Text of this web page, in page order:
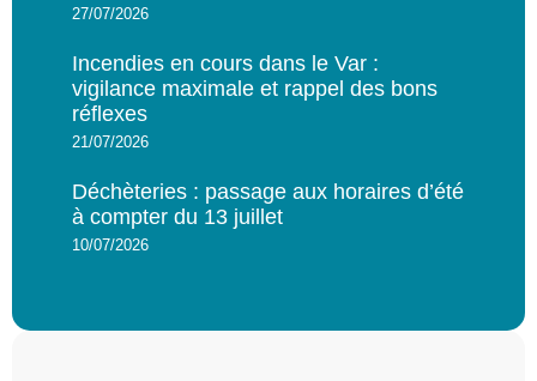
27/07/2026
Incendies en cours dans le Var :
vigilance maximale et rappel des bons
réflexes
21/07/2026
Déchèteries : passage aux horaires d’été
à compter du 13 juillet
10/07/2026